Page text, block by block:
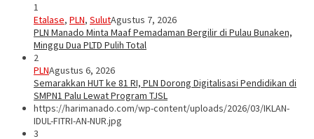
1
Etalase, PLN, SulutAgustus 7, 2026
PLN Manado Minta Maaf Pemadaman Bergilir di Pulau Bunaken,
Minggu Dua PLTD Pulih Total
2
PLNAgustus 6, 2026
Semarakkan HUT ke 81 RI, PLN Dorong Digitalisasi Pendidikan di
SMPN1 Palu Lewat Program TJSL
https://harimanado.com/wp-content/uploads/2026/03/IKLAN-
IDUL-FITRI-AN-NUR.jpg
3